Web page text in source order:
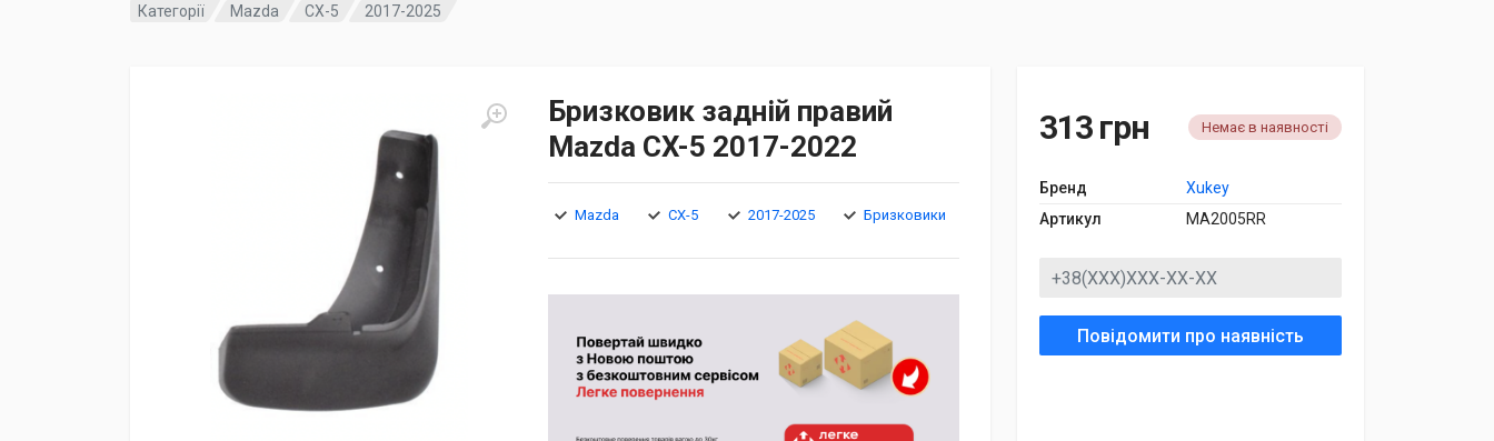
Категорії Mazda CX-5 2017-2025
Бризковик задній правий
Mazda CX-5 2017-2022
Mazda CX-5 2017-2025 Бризковики
313 грн Немає в наявності
Бренд
Xukey
Артикул
MA2005RR
Повідомити про наявність